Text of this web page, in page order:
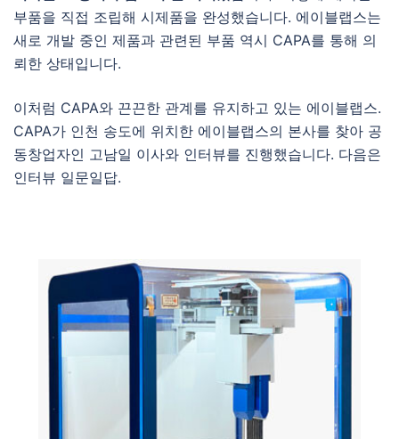
부품을 직접 조립해 시제품을 완성했습니다. 에이블랩스는
새로 개발 중인 제품과 관련된 부품 역시 CAPA를 통해 의
뢰한 상태입니다.
이처럼 CAPA와 끈끈한 관계를 유지하고 있는 에이블랩스.
CAPA가 인천 송도에 위치한 에이블랩스의 본사를 찾아 공
동창업자인 고남일 이사와 인터뷰를 진행했습니다. 다음은
인터뷰 일문일답.